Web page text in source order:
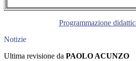
Programmazione
Notizie
Ultima revisione da PAOLO ACUNZO